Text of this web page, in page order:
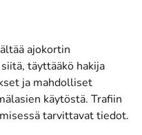
ajokortin
täyttääkö hakija
ja mahdolliset
käytöstä. Trafiin
tarvittavat tiedot.